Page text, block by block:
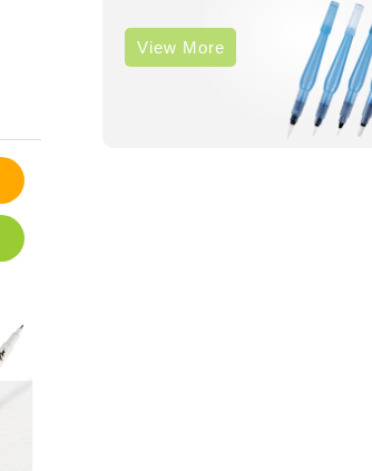
View More